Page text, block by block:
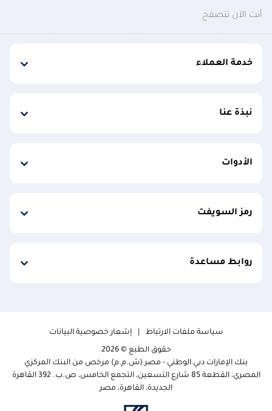
أنت الآن تتصفح
خدمة العملاء
نبذة عنا
الأدوات
رمز السويفت
روابط مساعدة
سياسة ملفات الارتباط إشعار خصوصية البيانات
حقوق الطبع © 2026
بنك الإمارات دبي الوطني - مصر (ش.م.م) مرخص من البنك المركزي
المصري، القطعة 85 شارع التسعين، التجمع الخامس، ص.ب. 392 القاهرة
الجديدة، القاهرة، مصر